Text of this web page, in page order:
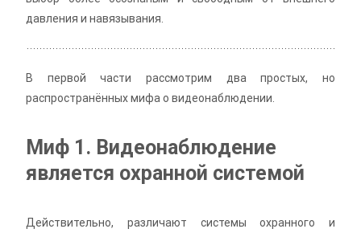
давления и навязывания.
В первой части рассмотрим два простых, но
распространённых мифа о видеонаблюдении.
Миф 1. Видеонаблюдение
является охранной системой
Действительно, различают системы охранного и